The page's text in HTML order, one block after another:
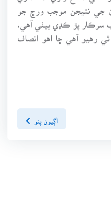
ان جي نتيجن موجب ورڇ جو
سرڪار پڙ ڪڍي بيٺي آهي،
رهيو آهي ڇا اهو انصاف
اڳيون پنو